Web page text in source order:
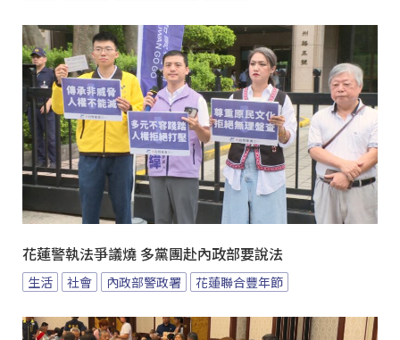
花蓮警執法爭議燒 多黨團赴內政部要說法
生活 社會 內政部警政署 花蓮聯合豐年節